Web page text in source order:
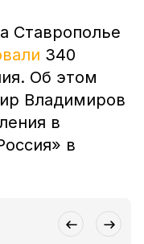
Ставрополье
340
Об этом
Владимиров
в
в